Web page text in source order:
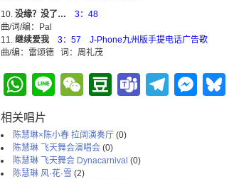
没缘？没了…
3：48
曲/词/编：Pal
继续爱我
3：57 J-Phone九州版手提电话广告歌
曲/编：雷颂德 词：周礼茂
WhatsApp
LineWeChat
Douban
Teams
相关唱片
陈慧琳×陈小春 拉阔演奏厅 (0)
陈慧琳 飞天舞会演唱会 (0)
陈慧琳 飞天舞会 Dynacarnival (0)
陈慧琳 风·花·雪 (2)